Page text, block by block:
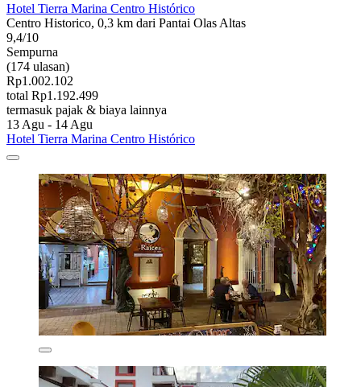
Hotel Tierra Marina Centro Histórico
Centro Historico, 0,3 km dari Pantai Olas Altas
9,4/10
Sempurna
(174 ulasan)
Rp1.002.102
total Rp1.192.499
termasuk pajak & biaya lainnya
13 Agu - 14 Agu
Hotel Tierra Marina Centro Histórico